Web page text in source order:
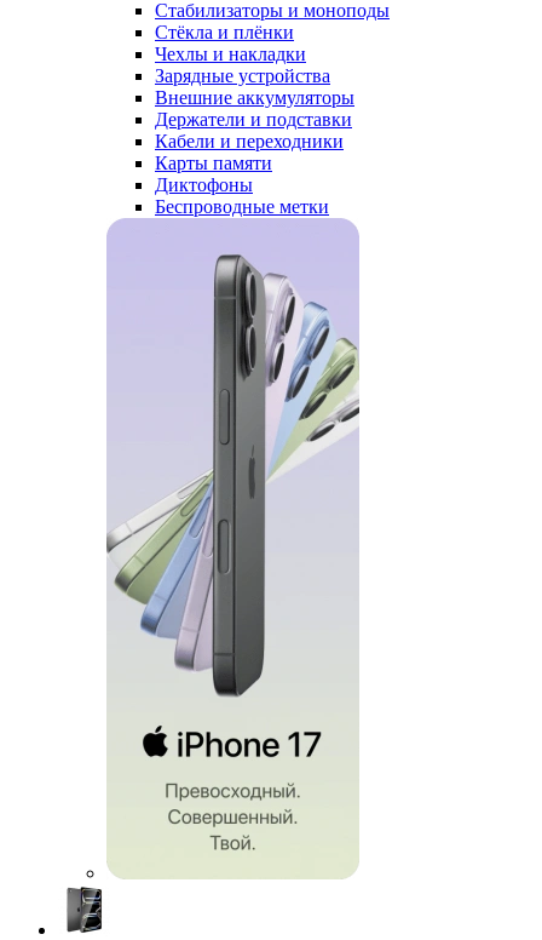
Стабилизаторы и моноподы
Стёкла и плёнки
Чехлы и накладки
Зарядные устройства
Внешние аккумуляторы
Держатели и подставки
Кабели и переходники
Карты памяти
Диктофоны
Беспроводные метки